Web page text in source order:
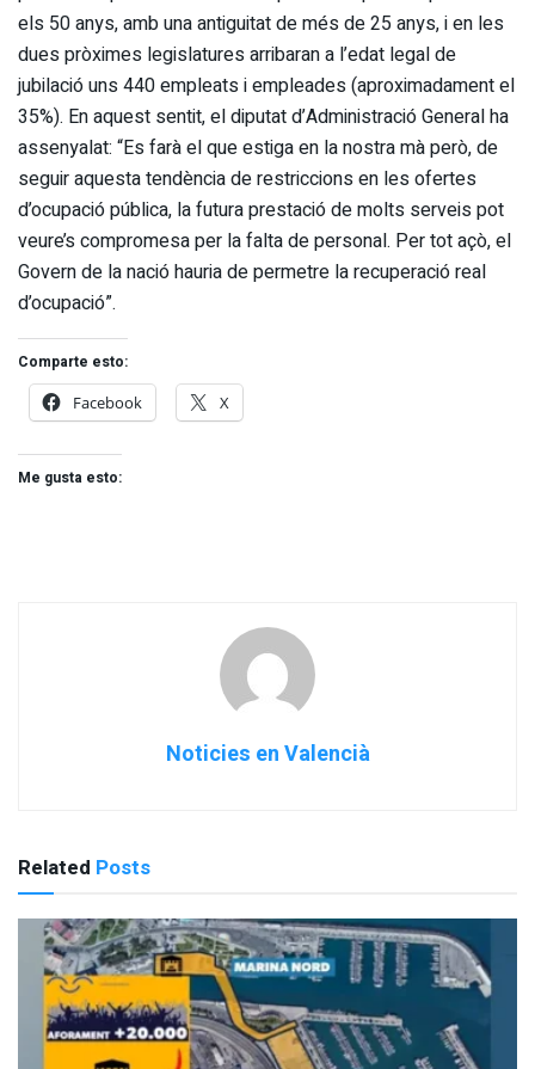
els 50 anys, amb una antiguitat de més de 25 anys, i en les
dues pròximes legislatures arribaran a l’edat legal de
jubilació uns 440 empleats i empleades (aproximadament el
35%). En aquest sentit, el diputat d’Administració General ha
assenyalat: “Es farà el que estiga en la nostra mà però, de
seguir aquesta tendència de restriccions en les ofertes
d’ocupació pública, la futura prestació de molts serveis pot
veure’s compromesa per la falta de personal. Per tot açò, el
Govern de la nació hauria de permetre la recuperació real
d’ocupació”.
Comparte esto:
Facebook
X
Me gusta esto:
Noticies en Valencià
Related Posts